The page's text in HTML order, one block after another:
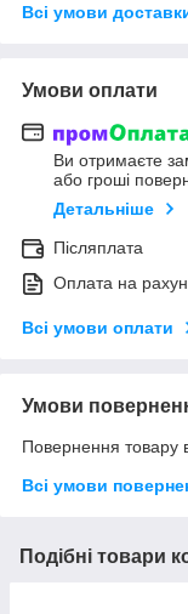
Всі умови
Умови оплати
Ви отримаєте
або гроші
Детальніше
Післяплата
Оплата на
Всі умови оплати
Умови
Повернення товару
Всі умови
Подібні товари